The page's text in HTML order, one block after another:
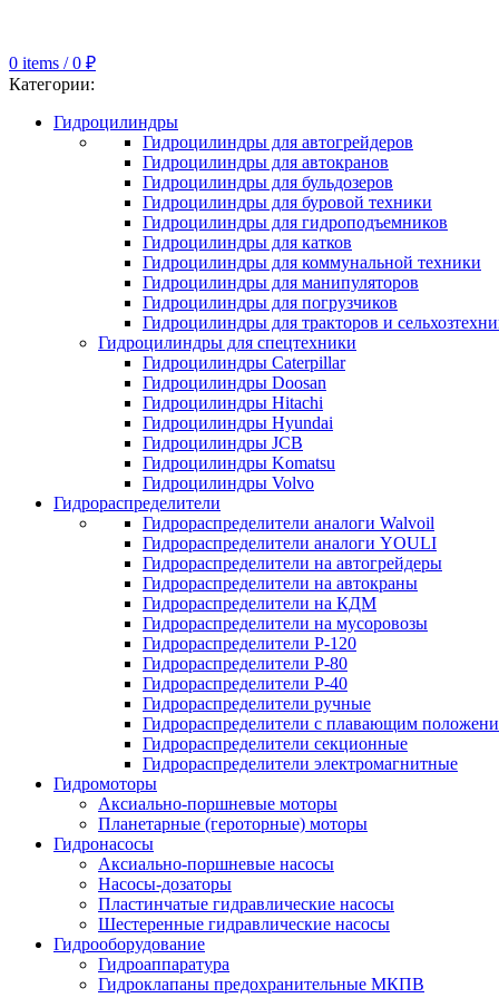
0 items / 0 ₽
Категории:
Гидроцилиндры
Гидроцилиндры для автогрейдеров
Гидроцилиндры для автокранов
Гидроцилиндры для бульдозеров
Гидроцилиндры для буровой техники
Гидроцилиндры для гидроподъемников
Гидроцилиндры для катков
Гидроцилиндры для коммунальной техники
Гидроцилиндры для манипуляторов
Гидроцилиндры для погрузчиков
Гидроцилиндры для тракторов и
Гидроцилиндры для спецтехники
Гидроцилиндры Caterpillar
Гидроцилиндры Doosan
Гидроцилиндры Hitachi
Гидроцилиндры Hyundai
Гидроцилиндры JCB
Гидроцилиндры Komatsu
Гидроцилиндры Volvo
Гидрораспределители
Гидрораспределители аналоги Walvoil
Гидрораспределители аналоги YOULI
Гидрораспределители на автогрейдеры
Гидрораспределители на автокраны
Гидрораспределители на КДМ
Гидрораспределители на мусоровозы
Гидрораспределители Р-120
Гидрораспределители Р-80
Гидрораспределители Р-40
Гидрораспределители ручные
Гидрораспределители с плавающим
Гидрораспределители секционные
Гидрораспределители электромагнитные
Гидромоторы
Аксиально-поршневые моторы
Планетарные (героторные) моторы
Гидронасосы
Аксиально-поршневые насосы
Насосы-дозаторы
Пластинчатые гидравлические насосы
Шестеренные гидравлические насосы
Гидрооборудование
Гидроаппаратура
Гидроклапаны предохранительные МКПВ